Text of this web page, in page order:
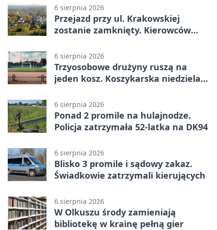
6 sierpnia 2026
Przejazd przy ul. Krakowskiej
zostanie zamknięty. Kierowców
6 sierpnia 2026
Trzyosobowe drużyny ruszą na
jeden kosz. Koszykarska niedziela
6 sierpnia 2026
Ponad 2 promile na hulajnodze.
Policja zatrzymała 52-latka na DK94
6 sierpnia 2026
Blisko 3 promile i sądowy zakaz.
Świadkowie zatrzymali kierujących
6 sierpnia 2026
W Olkuszu środy zamieniają
bibliotekę w krainę pełną gier